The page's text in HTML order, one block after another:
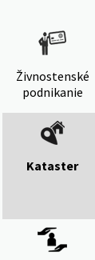
Živnostenské
podnikanie
Kataster